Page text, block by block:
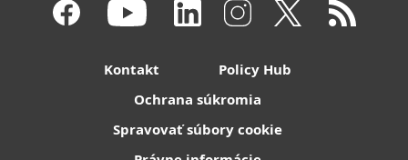
Kontakt
Policy Hub
Ochrana súkromia
Spravovať súbory cookie